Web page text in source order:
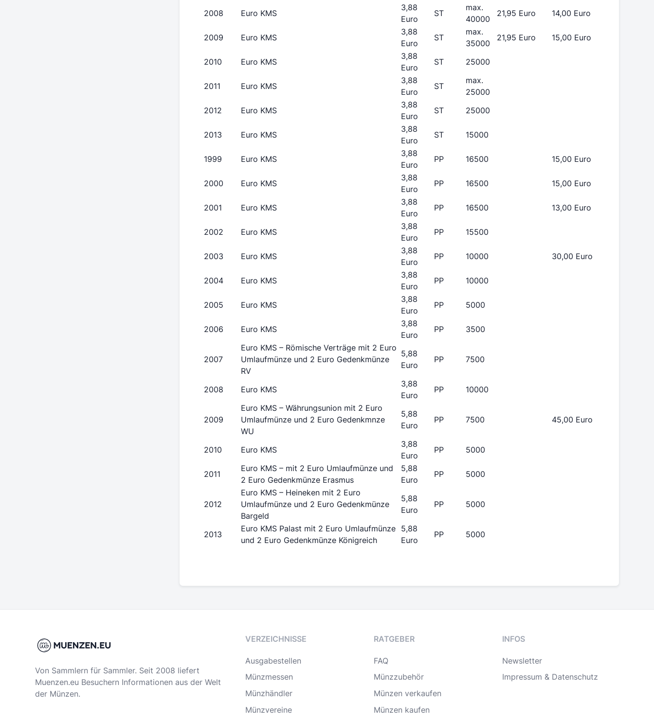
2008 Euro KMS
3,88
Euro
ST
max.
40000
21,95 Euro 14,00 Euro
2009 Euro KMS
3,88
Euro
ST
max.
35000
21,95 Euro 15,00 Euro
2010 Euro KMS
3,88
Euro
ST 25000
2011 Euro KMS
3,88
Euro
ST
max.
25000
2012
Euro KMS
3,88
Euro
ST 25000
2013 Euro KMS
3,88
Euro
ST 15000
1999 Euro KMS
3,88
Euro
PP 16500 15,00 Euro
2000 Euro KMS
3,88
Euro
PP 16500 15,00 Euro
2001 Euro KMS
3,88
Euro
PP 16500 13,00 Euro
2002 Euro KMS
3,88
Euro
PP 15500
2003 Euro KMS
3,88
Euro
PP 10000 30,00 Euro
2004 Euro KMS
3,88
Euro
PP 10000
2005 Euro KMS
3,88
Euro
PP 5000
2006 Euro KMS
3,88
Euro
PP 3500
2007
Euro KMS – Römische Verträge mit 2 Euro
Umlaufmünze und 2 Euro Gedenkmünze
RV
5,88
Euro
PP 7500
2008 Euro KMS
3,88
Euro
PP 10000
2009
Euro KMS – Währungsunion mit 2 Euro
Umlaufmünze und 2 Euro Gedenkmnze
WU
5,88
Euro
PP 7500 45,00 Euro
2010 Euro KMS
3,88
Euro
PP 5000
2011
Euro KMS – mit 2 Euro Umlaufmünze und
2 Euro Gedenkmünze Erasmus
5,88
Euro
PP 5000
2012
Euro KMS – Heineken mit 2 Euro
Umlaufmünze und 2 Euro Gedenkmünze
Bargeld
5,88
Euro
PP 5000
2013
Euro KMS Palast mit 2 Euro Umlaufmünze
und 2 Euro Gedenkmünze Königreich
5,88
Euro
PP 5000
Von Sammlern für Sammler. Seit 2008 liefert
Muenzen.eu Besuchern Informationen aus der Welt
der Münzen.
VERZEICHNISSE
Ausgabestellen
Münzmessen
Münzhändler
Münzvereine
RATGEBER
FAQ
Münzzubehör
Münzen verkaufen
Münzen kaufen
INFOS
Newsletter
Impressum & Datenschutz